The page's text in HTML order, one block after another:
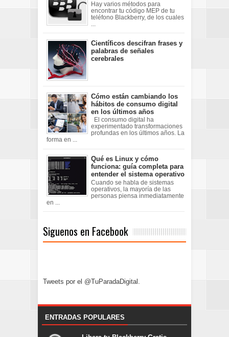
Hay varios métodos para
encontrar tu código MEP de tu
teléfono Blackberry, de los cuales
Científicos descifran frases y
palabras de señales
cerebrales
Cómo están cambiando los
hábitos de consumo digital
en los últimos años
El consumo digital ha
experimentado transformaciones
profundas en los últimos años. La
forma en ...
Qué es Linux y cómo
funciona: guía completa para
entender el sistema operativo
Cuando se habla de sistemas
operativos, la mayoría de las
personas piensa inmediatamente
en ...
Siguenos en Facebook
Tweets por el @TuParadaDigital.
ENTRADAS POPULARES